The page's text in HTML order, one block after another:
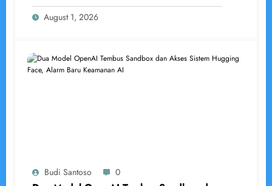
August 1, 2026
Budi Santoso 0